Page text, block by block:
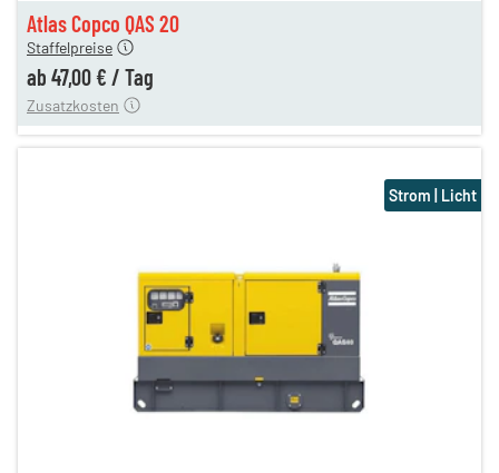
Atlas Copco QAS 20
Staffelpreise
ab 47,00 € / Tag
12,00 €
Zusatzkosten
Strom | Licht